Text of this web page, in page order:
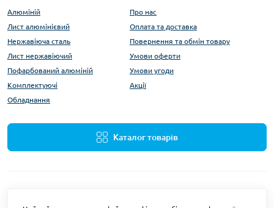
Алюміній
Лист алюмінієвий
Нержавіюча сталь
Лист нержавіючий
Пофарбований алюміній
Комплектуючі
Обладнання
Про нас
Оплата та доставка
Повернення та обмін товару
Умови оферти
Умови угоди
Акції
Каталог товарів